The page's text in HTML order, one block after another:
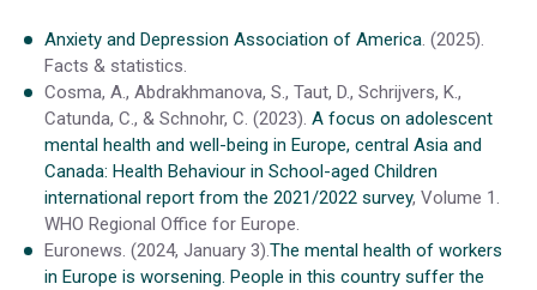
Anxiety and Depression Association of America. (2025).
Facts & statistics.
Cosma, A., Abdrakhmanova, S., Taut, D., Schrijvers, K.,
Catunda, C., & Schnohr, C. (2023). A focus on adolescent
mental health and well-being in Europe, central Asia and
Canada: Health Behaviour in School-aged Children
international report from the 2021/2022 survey, Volume 1.
WHO Regional Office for Europe.
Euronews. (2024, January 3).The mental health of workers
in Europe is worsening. People in this country suffer the